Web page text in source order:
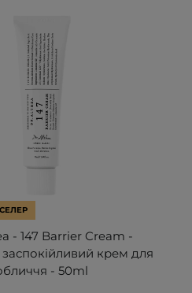
- 147 Barrier Cream -
заспокійливий крем для
- 50ml